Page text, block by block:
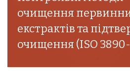
очищення
екстрактів та
очищення (ISO 3890-